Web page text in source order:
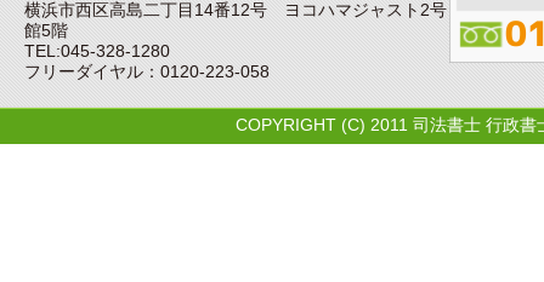
横浜市西区高島二丁目14番12号 ヨコハマジャスト2号
館5階
TEL:045-328-1280
フリーダイヤル：0120-223-058
COPYRIGHT (C) 2011 司法書士 行政